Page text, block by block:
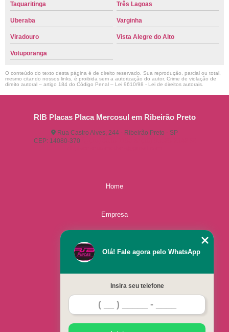
Taquaritinga Três Lagoas
Uberaba Varginha
Viradouro Vista Alegre do Alto
Votuporanga
O conteúdo do texto desta página é de direito reservado. Sua reprodução, parcial ou total,
mesmo citando nossos links, é proibida sem a autorização do autor. Crime de violação de
direito autoral – artigo 184 do Código Penal – Lei 9610/98 - Lei de direitos autorais
RIB Placas Placa Mercosul em Ribeirão Preto
Rua Castro Alves, 244 - Ribeirão Preto - SP
CEP: 14080-370
Home
Empresa
Contato
Olá! Fale agora pelo WhatsApp
Insira seu telefone